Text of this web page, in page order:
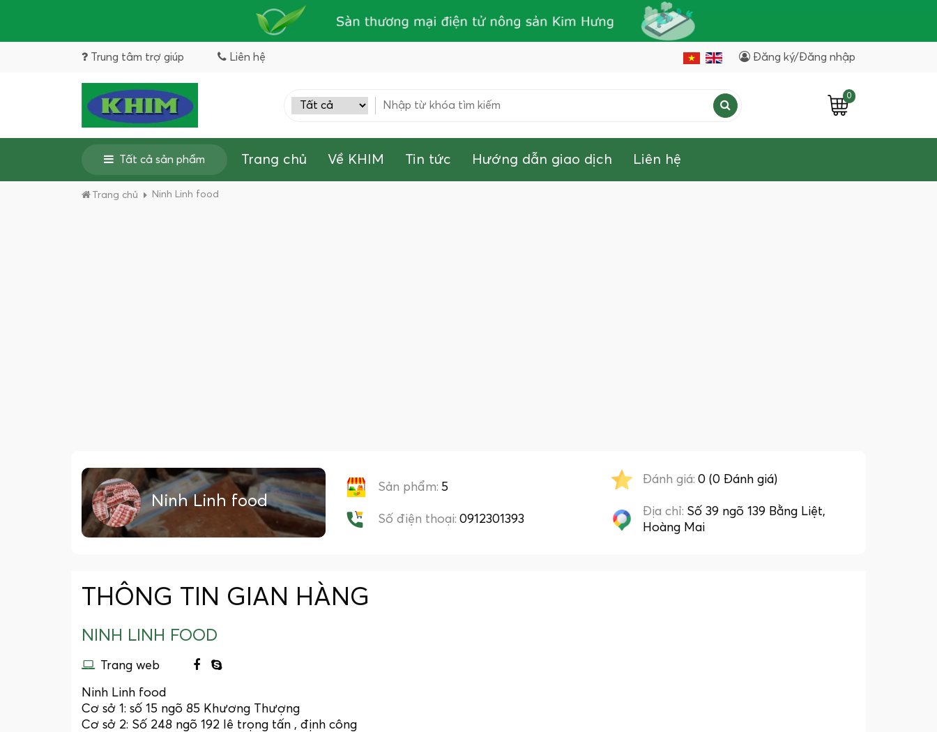
Trung tâm trợ giúp Liên hệ Đăng ký/Đăng nhập
0
Tất cả sản phẩm Trang chủ Về KHIM Tin tức Hướng dẫn giao dịch Liên hệ
Trang chủ Ninh Linh food
Ninh Linh food
Sản phẩm: 5
Số điện thoại: 0912301393
Đánh giá: 0 (0 Đánh giá)
Địa chỉ: Số 39 ngõ 139 Bằng Liệt,
Hoàng Mai
THÔNG TIN GIAN HÀNG
NINH LINH FOOD
Trang web
Ninh Linh food
Cơ sở 1: số 15 ngõ 85 Khương Thượng
Cơ sở 2: Số 248 ngõ 192 lê trọng tấn , định công